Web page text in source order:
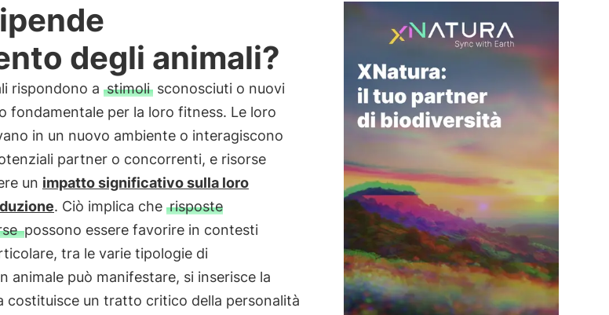
degli animali?
rispondono a stimolisconosciuti o nuovi
fondamentale per la loro fitness. Le loro
in un nuovo ambiente o interagiscono
partner o concorrenti, e risorse
un impatto significativo sulla loro
. Ciò implica che risposte
possono essere favorire in contesti
tra le varie tipologie di
animale può manifestare, si inserisce la
costituisce un tratto critico della personalità